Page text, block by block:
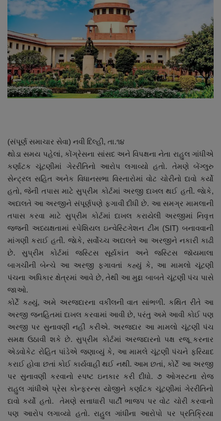
About Author
Contact
Dipotsav Special
આંતરરાષ્ટ્રીય
જુનાગઢ
Support US
બજારના સમાચાર
નાણાંકીય સમાચાર
સ્થાનિક સમાચાર
સ્પોર્ટ્સ
રાશિફળ
ગુનાખોરી
બોલિવૂડ
સ્વાસ્થ્ય
(સંપૂર્ણ સમાચાર સેવા) નવી દિલ્હી, તા.૧૪
થોડા સમય પહેલાં, કોંગ્રેસના સાંસદ અને વિપક્ષના નેતા રાહુલ ગાંધીએ
કર્ણાટક ચૂંટણીમાં ગેરરીતિનો આરોપ લગાવ્યો હતો. તેમણે બેંગ્લુરુ
સેન્ટ્રલ સહિત અનેક વિધાનસભા વિસ્તારોમાં વોટ ચોરીનો દાવો કર્યો
હતો, જેની તપાસ માટે સુપ્રીમ કોર્ટમાં અરજી દાખલ થઈ હતી. જાેકે,
અદાલતે આ અરજીને સંપૂર્ણપણે ફગાવી દીધી છે. આ સમગ્ર મામલાની
તપાસ કરવા માટે સુપ્રીમ કોર્ટમાં દાખલ કરાયેલી અરજીમાં નિવૃત્ત
જજની અધ્યક્ષતામાં સ્પેશિયલ ઇન્વેસ્ટિગેશન ટીમ (SIT) બનાવવાની
માંગણી કરાઈ હતી. જાેકે, સર્વોચ્ચ અદાલતે આ અરજીને નકારી કાઢી
છે. સુપ્રીમ કોર્ટમાં જસ્ટિસ સૂર્યકાંત અને જસ્ટિસ જૉયમાલા
બાગચીની બેન્ચે આ અરજી ફગાવતાં કહ્યું કે, આ મામલો ચૂંટણી
પંચના અધિકાર ક્ષેત્રમાં આવે છે, તેથી આ મુદ્દા બાબતે ચૂંટણી પંચ પાસે
જાઓ.
કોર્ટે કહ્યું, અમે અરજદારના વકીલની વાત સાંભળી. કથિત રીતે આ
અરજી જનહિતમાં દાખલ કરવામાં આવી છે, પરંતુ અમે આવી કોઈ પણ
અરજી પર સુનાવણી નહીં કરીએ. અરજદાર આ મામલો ચૂંટણી પંચ
સમક્ષ ઉઠાવી શકે છે. સુપ્રીમ કોર્ટમાં અરજદારનો પક્ષ રજૂ કરનાર
એડવોકેટ રોહિત પાંડેએ જણાવ્યું કે, આ મામલે ચૂંટણી પંચને ફરિયાદ
કરાઈ હોવા છતાં કોઈ કાર્યવાહી થઈ નથી. આમ છતાં, કોર્ટે આ અરજી
પર સુનાવણી કરવાનો સ્પષ્ટ ઇનકાર કરી દીધો. ૭ ઓગસ્ટના રોજ
રાહુલ ગાંધીએ પ્રેસ કોન્ફરન્સ યોજીને કર્ણાટક ચૂંટણીમાં ગેરરીતિનો
દાવો કર્યો હતો. તેમણે સત્તાધારી પાર્ટી ભાજપ પર વોટ ચોરી કરવાનો
પણ આરોપ લગાવ્યો હતો. રાહુલ ગાંધીના આરોપો પર પ્રતિક્રિયા